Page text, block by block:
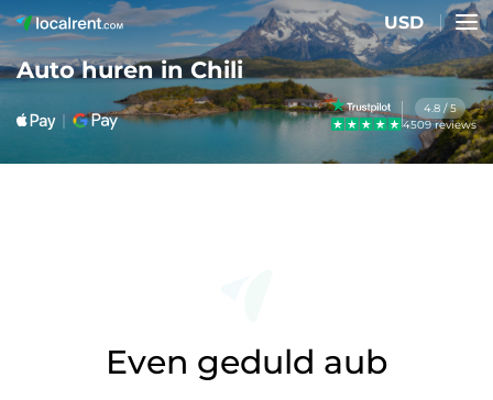
USD
Auto huren in Chili
4.8 / 5
4509 reviews
Even geduld aub